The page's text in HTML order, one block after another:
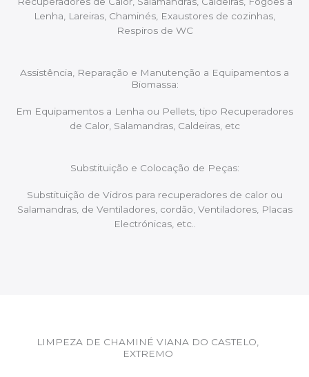
Lenha, Lareiras, Chaminés, Exaustores de cozinhas,
Respiros de WC
Assistência, Reparação e Manutenção a Equipamentos a
Biomassa:
Em Equipamentos a Lenha ou Pellets, tipo Recuperadores
de Calor, Salamandras, Caldeiras, etc
Substituição e Colocação de Peças:
Substituição de Vidros para recuperadores de calor ou
Salamandras, de Ventiladores, cordão, Ventiladores, Placas
Electrónicas, etc..
LIMPEZA DE CHAMINÉ VIANA DO CASTELO,
EXTREMO